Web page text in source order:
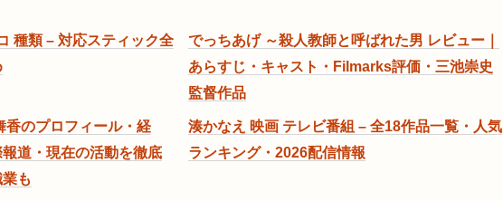
種類 – 対応スティック全
でっちあげ ～殺人教師と呼ばれた男 レビュー｜
あらすじ・キャスト・Filmarks評価・三池崇史
監督作品
香のプロフィール・経
道・現在の活動を徹底
も
湊かなえ 映画 テレビ番組 – 全18作品一覧・人気
ランキング・2026配信情報